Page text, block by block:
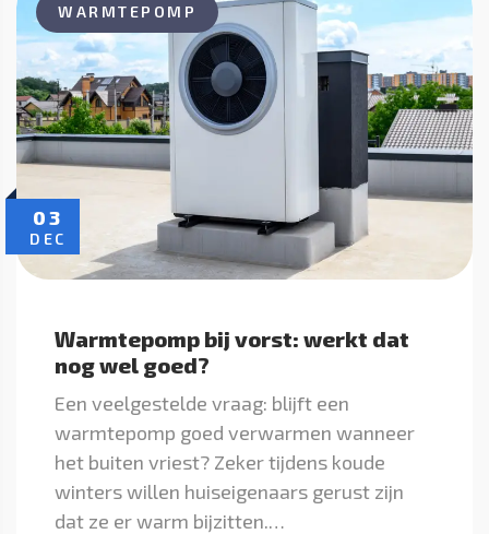
03
DEC
WARMTEPOMP
Warmtepomp bij vorst: werkt dat
nog wel goed?
Een veelgestelde vraag: blijft een
warmtepomp goed verwarmen wanneer
het buiten vriest? Zeker tijdens koude
winters willen huiseigenaars gerust zijn
dat ze er warm bijzitten.…